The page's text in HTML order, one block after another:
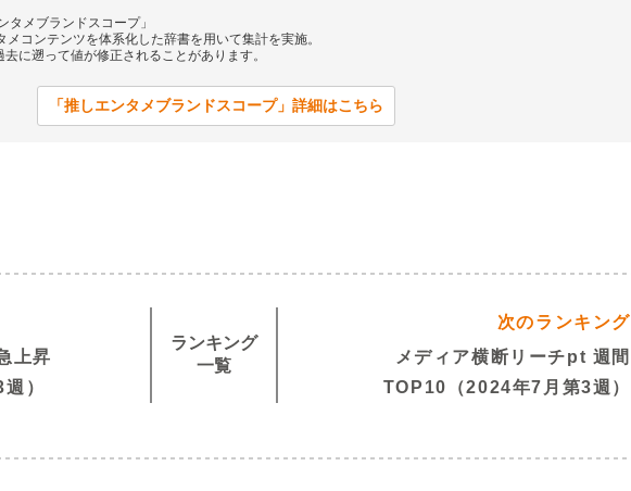
タメブランドスコープ」
コンテンツを体系化した辞書を用いて集計を実施。
に遡って値が修正されることがあります。
「推しエンタメブランドスコープ」詳細はこちら
上昇
）
ランキング
一覧
次のランキング
メディア横断リーチpt 週間
TOP10（2024年7月第3週）